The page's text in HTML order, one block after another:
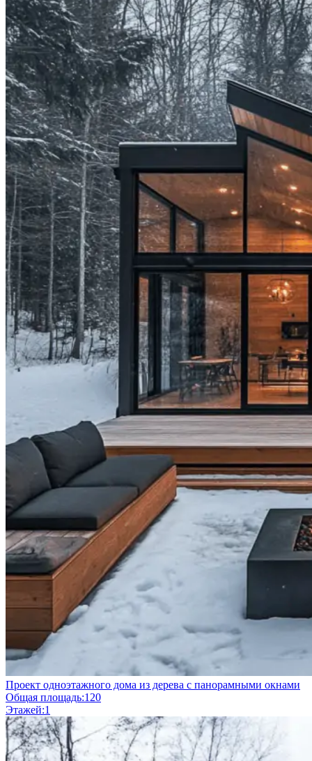
Проект одноэтажного дома из дерева с панорамными окнами
Общая площадь:120
Этажей:1